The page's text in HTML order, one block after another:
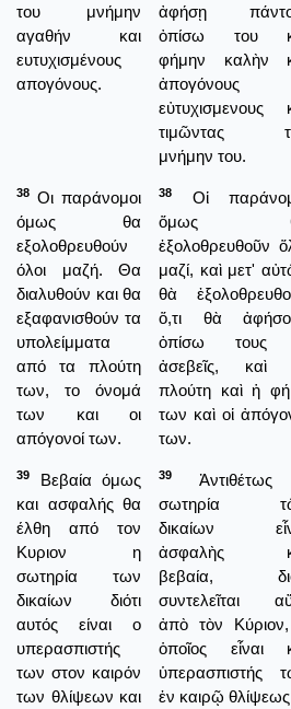
του μνήμην
αγαθήν και
ευτυχισμένους
απογόνους.
ἀφήσῃ
ὀπίσω του
φήμην καλὴν
ἀπογόνους
εὐτυχισμενους
τιμῶντας
μνήμην του.
38 Οι παράνομοι
όμως θα
εξολοθρευθούν
όλοι μαζή. Θα
διαλυθούν και θα
εξαφανισθούν τα
υπολείμματα
από τα πλούτη
των, το όνομά
των και οι
απόγονοί των.
38
Οἱ
ὅμως
ἐξολοθρευθοῦν
μαζί, καὶ μετ'
θὰ
ὅ,τι θὰ
ὀπίσω τους
ἀσεβεῖς, καὶ
πλούτη καὶ ἡ
των καὶ οἱ
των.
39
Βεβαία όμως
και ασφαλής θα
έλθη από τον
Κυριον η
σωτηρία των
δικαίων διότι
αυτός είναι ο
υπερασπιστής
των στον καιρόν
των θλίψεων και
39
σωτηρία
δικαίων
ἀσφαλὴς
βεβαία,
συντελεῖται
ἀπὸ τὸν
ὁποῖος εἶναι
ὑπερασπιστής
ἐν καιρῷ